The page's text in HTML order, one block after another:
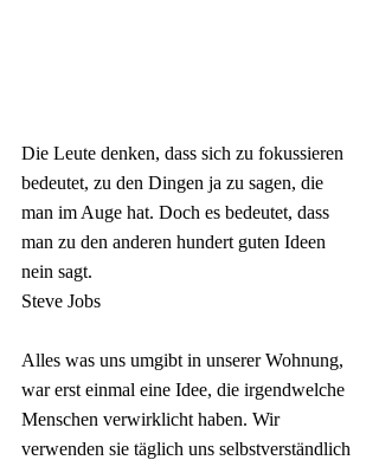
Die Leute denken, dass sich zu fokussieren
bedeutet, zu den Dingen ja zu sagen, die
man im Auge hat. Doch es bedeutet, dass
man zu den anderen hundert guten Ideen
nein sagt.
Steve Jobs
Alles was uns umgibt in unserer Wohnung,
war erst einmal eine Idee, die irgendwelche
Menschen verwirklicht haben. Wir
verwenden sie täglich uns selbstverständlich